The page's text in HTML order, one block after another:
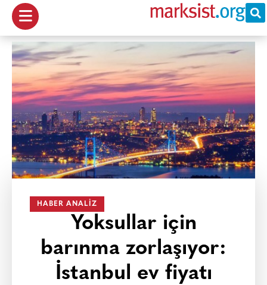
HABER ANALIZ
Yoksullar için
barınma zorlaşıyor:
İstanbul ev fiyatı